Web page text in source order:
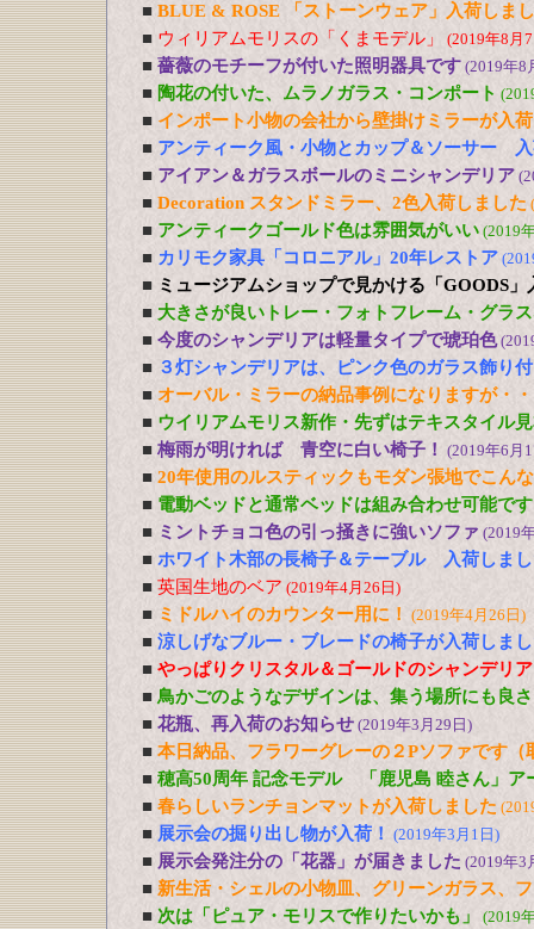
■ BLUE & ROSE 「ストーンウェア」入荷しま
■ ウィリアムモリスの「くまモデル」 (2019年8月
■ 薔薇のモチーフが付いた照明器具です (2019年8
■ 陶花の付いた、ムラノガラス・コンポート
■ インポート小物の会社から壁掛けミラーが入荷
■ アンティーク風・小物とカップ＆ソーサー
■ アイアン＆ガラスボールのミニシャンデリア
■ Decoration スタンドミラー、2色入荷しました
■ アンティークゴールド色は雰囲気がいい (2019
■ カリモク家具「コロニアル」20年レストア
■ ミュージアムショップで見かける「GOODS」
■ 大きさが良いトレー・フォトフレーム・グラ
■ 今度のシャンデリアは軽量タイプで琥珀色
■ ３灯シャンデリアは、ピンク色のガラス飾り付
■ オーバル・ミラーの納品事例になりますが・
■ ウイリアムモリス新作・先ずはテキスタイル
■ 梅雨が明ければ 青空に白い椅子！ (2019年6月
■ 20年使用のルスティックもモダン張地でこん
■ 電動ベッドと通常ベッドは組み合わせ可能です
■ ミントチョコ色の引っ掻きに強いソファ (2019
■ ホワイト木部の長椅子＆テーブル 入荷しま
■ 英国生地のベア (2019年4月26日)
■ ミドルハイのカウンター用に！ (2019年4月26日)
■ 涼しげなブルー・ブレードの椅子が入荷しま
■ やっぱりクリスタル＆ゴールドのシャンデリ
■ 鳥かごのようなデザインは、集う場所にも良
■ 花瓶、再入荷のお知らせ (2019年3月29日)
■ 本日納品、フラワーグレーの２Pソファです（
■ 穂高50周年 記念モデル 「鹿児島 睦さん」
■ 春らしいランチョンマットが入荷しました
■ 展示会の掘り出し物が入荷！ (2019年3月1日)
■ 展示会発注分の「花器」が届きました (2019年3
■ 新生活・シェルの小物皿、グリーンガラス、
■ 次は「ピュア・モリスで作りたいかも」 (2019